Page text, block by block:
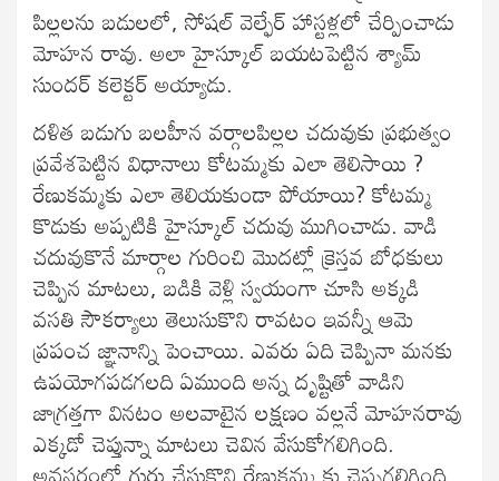
పిల్లలను బడులలో, సోషల్ వెల్ఫేర్ హాస్టళ్లలో చేర్పించాడు
మోహన రావు. అలా హైస్కూల్ బయటపెట్టిన శ్యామ్
సుందర్ కలెక్టర్ అయ్యాడు.
దళిత బడుగు బలహీన వర్గాలపిల్లల చదువుకు ప్రభుత్వం
ప్రవేశపెట్టిన విధానాలు కోటమ్మకు ఎలా తెలిసాయి ?
రేణుకమ్మకు ఎలా తెలియకుండా పోయాయి? కోటమ్మ
కొడుకు అప్పటికి హైస్కూల్ చదువు ముగించాడు. వాడి
చదువుకొనే మార్గాల గురించి మొదట్లో క్రెస్తవ బోధకులు
చెప్పిన మాటలు, బడికి వెళ్లి స్వయంగా చూసి అక్కడి
వసతి సౌకర్యాలు తెలుసుకొని రావటం ఇవన్నీ ఆమె
ప్రపంచ జ్ఞానాన్ని పెంచాయి. ఎవరు ఏది చెప్పినా మనకు
ఉపయోగపడగలది ఏముంది అన్న దృష్టితో వాడిని
జాగ్రత్తగా వినటం అలవాటైన లక్షణం వల్లనే మోహనరావు
ఎక్కడో చెప్తున్నా మాటలు చెవిన వేసుకోగలిగింది.